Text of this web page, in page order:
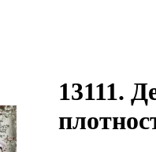
13111.